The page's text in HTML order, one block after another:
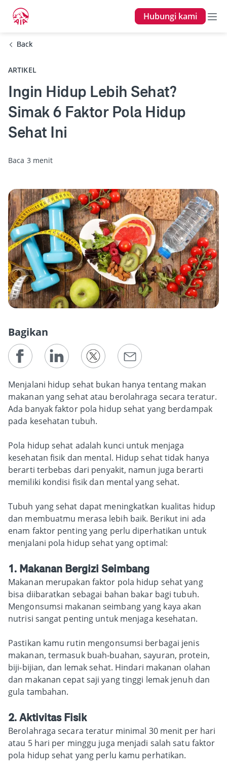
Hubungi kami
Back
Back
ARTIKEL
Ingin Hidup Lebih Sehat?
Simak 6 Faktor Pola Hidup
Sehat Ini
Baca 3 menit
Bagikan
Menjalani hidup sehat bukan hanya tentang makan
makanan yang sehat atau berolahraga secara teratur.
Ada banyak faktor pola hidup sehat yang berdampak
pada kesehatan tubuh.
Pola hidup sehat adalah kunci untuk menjaga
kesehatan fisik dan mental. Hidup sehat tidak hanya
berarti terbebas dari penyakit, namun juga berarti
memiliki kondisi fisik dan mental yang sehat.
Tubuh yang sehat dapat meningkatkan kualitas hidup
dan membuatmu merasa lebih baik. Berikut ini ada
enam faktor penting yang perlu diperhatikan untuk
menjalani pola hidup sehat yang optimal:
1. Makanan Bergizi Seimbang
Makanan merupakan faktor pola hidup sehat yang
bisa diibaratkan sebagai bahan bakar bagi tubuh.
Mengonsumsi makanan seimbang yang kaya akan
nutrisi sangat penting untuk menjaga kesehatan.
Pastikan kamu rutin mengonsumsi berbagai jenis
makanan, termasuk buah-buahan, sayuran, protein,
biji-bijian, dan lemak sehat. Hindari makanan olahan
dan makanan cepat saji yang tinggi lemak jenuh dan
gula tambahan.
2. Aktivitas Fisik
Berolahraga secara teratur minimal 30 menit per hari
atau 5 hari per minggu juga menjadi salah satu faktor
pola hidup sehat yang perlu kamu perhatikan.